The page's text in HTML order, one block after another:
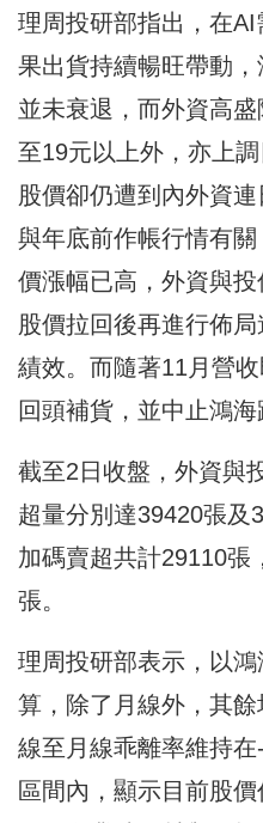
理周投研部指出，在
果出貨持續暢旺帶動
並未衰退，而外資高
至19元以上外，亦上
股價卻仍遭到內外資
與年底前作帳行情有
價漲幅已高，外資與
股價拉回後再進行佈
績效。而隨著11月營
回頭補貨，並中止鴻海
截至2日收盤，外資與
超量分別達39420張及
加碼賣超共計29110張
張。
理周投研部表示，以
算，除了月線外，其
線至月線乖離率維持
區間內，顯示目前股